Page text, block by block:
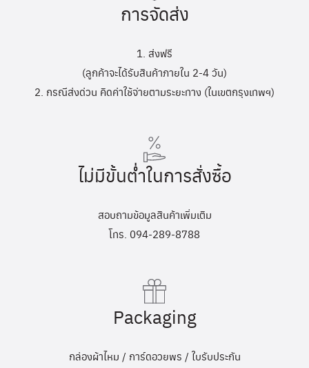
การจัดส่ง
1. ส่งฟรี
(ลูกค้าจะได้รับสินค้าภายใน 2-4 วัน)
2. กรณีส่งด่วน คิดค่าใช้จ่ายตามระยะทาง (ในเขตกรุงเทพฯ)
ไม่มีขั้นต่ำในการสั่งซื้อ
สอบถามข้อมูลสินค้าเพิ่มเติม
โทร. 094-289-8788
Packaging
กล่องผ้าไหม / การ์ดอวยพร / ใบรับประกัน